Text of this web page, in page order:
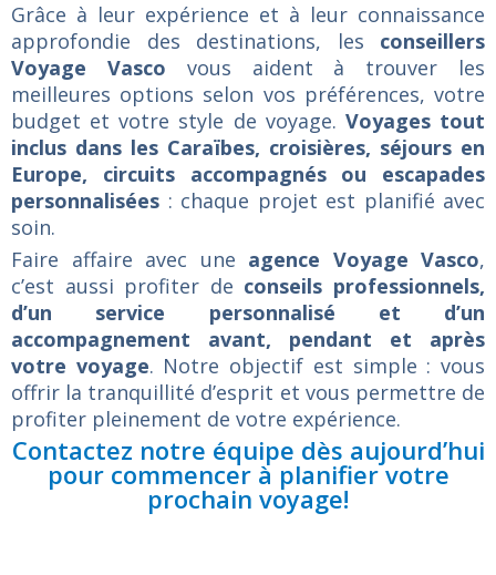
Grâce à leur expérience et à leur connaissance
approfondie des destinations, les conseillers
Voyage Vasco vous aident à trouver les
meilleures options selon vos préférences, votre
budget et votre style de voyage. Voyages tout
inclus dans les Caraïbes, croisières, séjours en
Europe, circuits accompagnés ou escapades
personnalisées : chaque projet est planifié avec
soin.
Faire affaire avec une agence Voyage Vasco,
c’est aussi profiter de conseils professionnels,
d’un service personnalisé et d’un
accompagnement avant, pendant et après
votre voyage. Notre objectif est simple : vous
offrir la tranquillité d’esprit et vous permettre de
profiter pleinement de votre expérience.
Contactez notre équipe dès aujourd’hui
pour commencer à planifier votre
prochain voyage!